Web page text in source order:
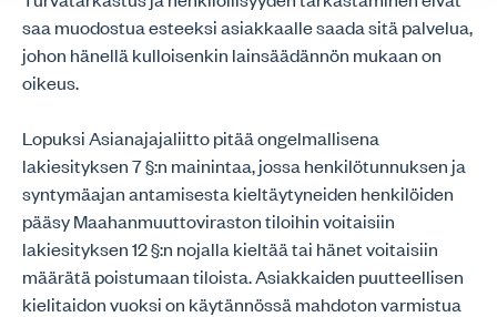
saa muodostua esteeksi asiakkaalle saada sitä palvelua,
johon hänellä kulloisenkin lainsäädännön mukaan on
oikeus.
Lopuksi Asianajajaliitto pitää ongelmallisena
lakiesityksen 7 §:n mainintaa, jossa henkilötunnuksen ja
syntymäajan antamisesta kieltäytyneiden henkilöiden
pääsy Maahanmuuttoviraston tiloihin voitaisiin
lakiesityksen 12 §:n nojalla kieltää tai hänet voitaisiin
määrätä poistumaan tiloista. Asiakkaiden puutteellisen
kielitaidon vuoksi on käytännössä mahdoton varmistua